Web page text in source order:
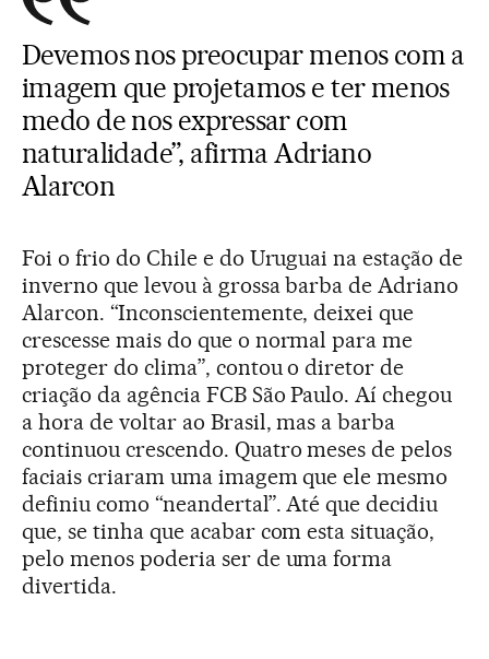
Devemos nos preocupar menos com a
imagem que projetamos e ter menos
medo de nos expressar com
naturalidade”, afirma Adriano
Alarcon
Foi o frio do Chile e do Uruguai na estação de
inverno que levou à grossa barba de Adriano
Alarcon. “Inconscientemente, deixei que
crescesse mais do que o normal para me
proteger do clima”, contou o diretor de
criação da agência FCB São Paulo. Aí chegou
a hora de voltar ao Brasil, mas a barba
continuou crescendo. Quatro meses de pelos
faciais criaram uma imagem que ele mesmo
definiu como “neandertal”. Até que decidiu
que, se tinha que acabar com esta situação,
pelo menos poderia ser de uma forma
divertida.